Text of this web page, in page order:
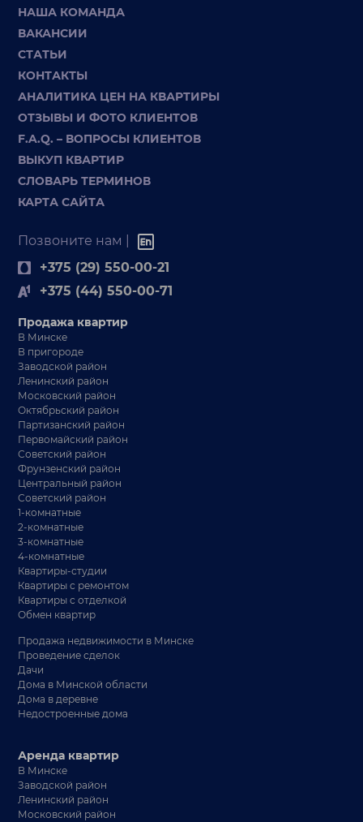
НАША КОМАНДА
ВАКАНСИИ
СТАТЬИ
КОНТАКТЫ
АНАЛИТИКА ЦЕН НА КВАРТИРЫ
ОТЗЫВЫ И ФОТО КЛИЕНТОВ
F.A.Q. – ВОПРОСЫ КЛИЕНТОВ
ВЫКУП КВАРТИР
СЛОВАРЬ ТЕРМИНОВ
КАРТА САЙТА
Позвоните нам |
+375 (29) 550-00-21
+375 (44) 550-00-71
Продажа квартир
В Минске
В пригороде
Заводской район
Ленинский район
Московский район
Октябрьский район
Партизанский район
Первомайский район
Советский район
Фрунзенский район
Центральный район
Советский район
1-комнатные
2-комнатные
3-комнатные
4-комнатные
Квартиры-студии
Квартиры с ремонтом
Квартиры с отделкой
Обмен квартир
Продажа недвижимости в Минске
Проведение сделок
Дачи
Дома в Минской области
Дома в деревне
Недостроенные дома
Аренда квартир
В Минске
Заводской район
Ленинский район
Московский район